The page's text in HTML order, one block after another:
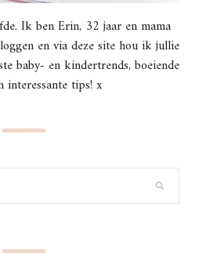
Ik ben Erin, 32 jaar en mama
en via deze site hou ik jullie
baby- en kindertrends, boeiende
interessante tips! x